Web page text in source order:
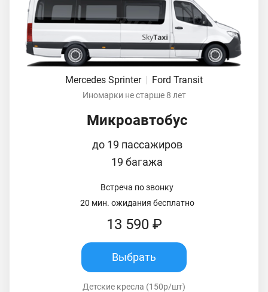
Mercedes Sprinter | Ford Transit
Иномарки не старше 8 лет
Микроавтобус
до 19 пассажиров
19 багажа
Встреча по звонку
20 мин. ожидания бесплатно
13 590 ₽
Выбрать
Детские кресла (150р/шт)